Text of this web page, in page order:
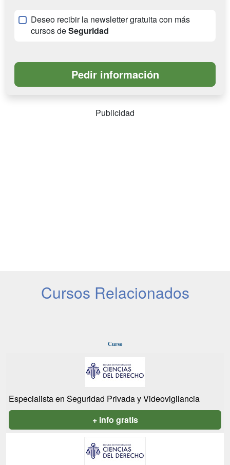
Deseo recibir la newsletter gratuita con más
cursos deSeguridad
Publicidad
Cursos Relacionados
Curso
Especialista en Seguridad Privada y Videovigilancia
+ info gratis